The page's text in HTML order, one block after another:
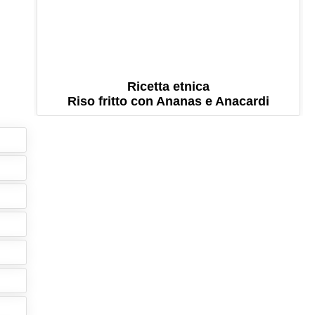
Ricetta etnica
Riso fritto con Ananas e Anacardi